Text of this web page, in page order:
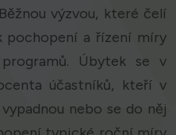
výzvou, které čelí
pochopení a řízení míry
Úbytek se v
účastníků, kteří v
nebo se do něj